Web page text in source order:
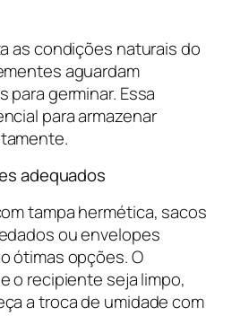
as condições naturais do
aguardam
para germinar. Essa
para armazenar
adequados
tampa hermética, sacos
ou envelopes
ótimas opções. O
o recipiente seja limpo,
a troca de umidade com